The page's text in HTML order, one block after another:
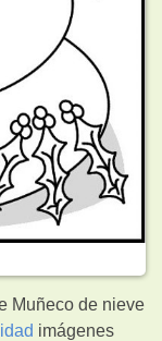
Muñeco de nieve
imágenes